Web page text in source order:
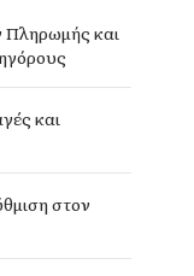
Πληρωμής και
και
στον